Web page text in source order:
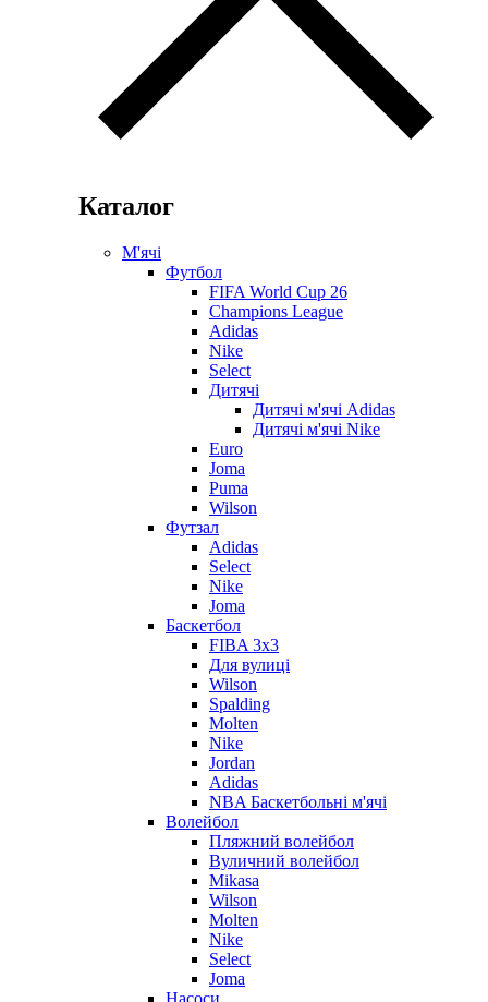
Каталог
М'ячі
Футбол
FIFA World Cup 26
Champions League
Adidas
Nike
Select
Дитячі
Дитячі м'ячі Adidas
Дитячі м'ячі Nike
Euro
Joma
Puma
Wilson
Футзал
Adidas
Select
Nike
Joma
Баскетбол
FIBA 3x3
Для вулиці
Wilson
Spalding
Molten
Nike
Jordan
Adidas
NBA Баскетбольні м'ячі
Волейбол
Пляжний волейбол
Вуличний волейбол
Mikasa
Wilson
Molten
Nike
Select
Joma
Насоси